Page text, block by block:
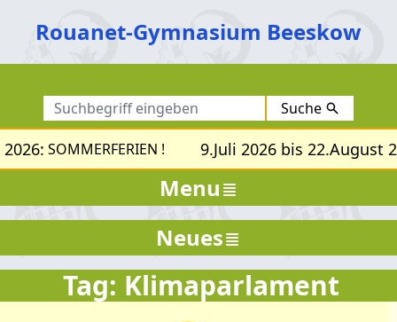
Rouanet-Gymnasium Beeskow
Suche
SOMMERFERIEN ! 9.Juli 2026 bis 22.August
Menu
Tag: Klimaparlament
Neues